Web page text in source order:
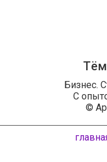
Бизнес.
С
©